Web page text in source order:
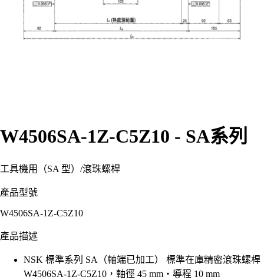
W4506SA-1Z-C5Z10 - SA系列
工具機用（SA 型） /滾珠螺桿
產品型號
W4506SA-1Z-C5Z10
產品描述
NSK 標準系列 SA（軸端已加工） 標準在庫精密滾珠螺桿
W4506SA-1Z-C5Z10，軸徑 45 mm・導程 10 mm